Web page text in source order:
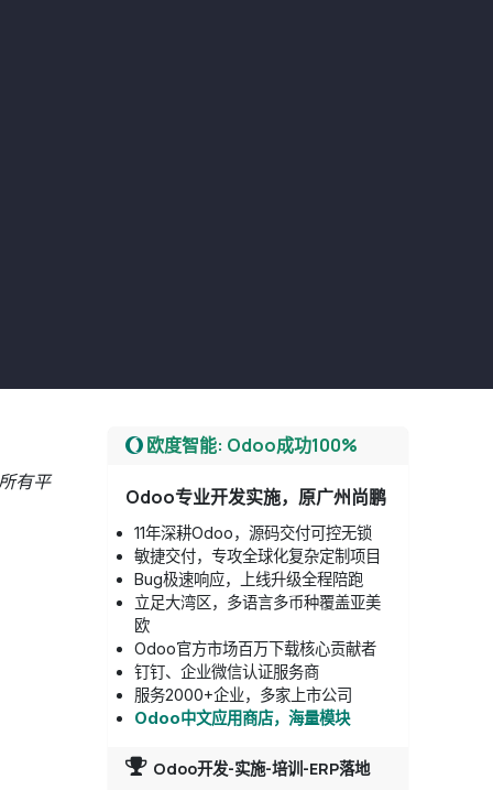
有平
欧度智能: Odoo成功100%
Odoo专业开发实施，原广州尚鹏
11年深耕Odoo，源码交付可控无锁
敏捷交付，专攻全球化复杂定制项目
Bug极速响应，上线升级全程陪跑
立足大湾区，多语言多币种覆盖亚美
欧
Odoo官方市场百万下载核心贡献者
钉钉、企业微信认证服务商
服务2000+企业，多家上市公司
Odoo中文应用商店，海量模块
Odoo开发-实施-培训-ERP落地